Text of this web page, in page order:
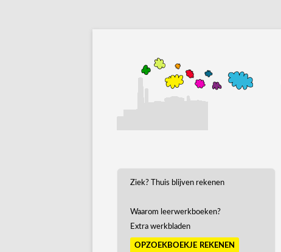
Ziek? Thuis blijven rekenen
Waarom leerwerkboeken?
Extra werkbladen
opzoekboekje rekenen